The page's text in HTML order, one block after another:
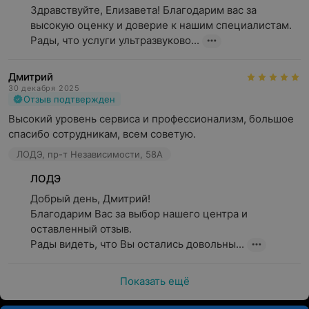
Здравствуйте, Елизавета! Благодарим вас за
высокую оценку и доверие к нашим специалистам.
Рады, что услуги ультразвуково...
Дмитрий
30 декабря 2025
Отзыв подтвержден
Высокий уровень сервиса и профессионализм, большое
спасибо сотрудникам, всем советую.
ЛОДЭ, пр-т Независимости, 58А
ЛОДЭ
Добрый день, Дмитрий!
Благодарим Вас за выбор нашего центра и
оставленный отзыв.
Рады видеть, что Вы остались довольны...
Показать ещё